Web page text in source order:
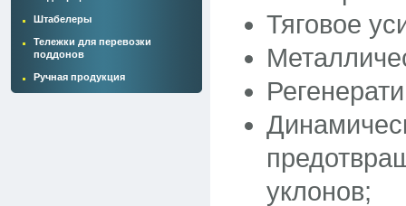
Штабелеры
Тележки для перевозки
поддонов
Ручная продукция
Тяговое
уклонов;